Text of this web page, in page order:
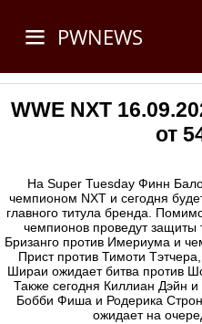
PWNEWS
WWE NXT
от
На Super Tuesday Финн
чемпионом NXT и сегодня
главного титула бренда.
чемпионов проведут
Бризанго против Имериума и
Прист против Тимоти
Шираи ожидает битва против
Также сегодня Киллиан Дэйн
Бобби Фиша и Родерика
ожидает на